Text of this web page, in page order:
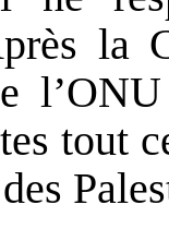
la
tout